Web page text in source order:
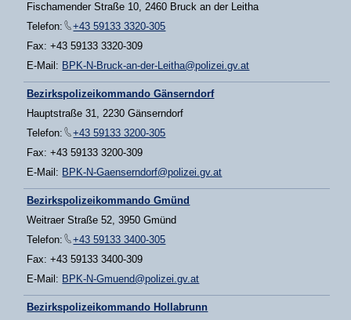
Fischamender Straße 10, 2460 Bruck an der Leitha
Telefon:
+43 59133 3320-305
Fax: +43 59133 3320-309
E-Mail: BPK-N-Bruck-an-der-Leitha@polizei.gv.at
Bezirkspolizeikommando Gänserndorf
Hauptstraße 31, 2230 Gänserndorf
Telefon:
+43 59133 3200-305
Fax: +43 59133 3200-309
E-Mail: BPK-N-Gaenserndorf@polizei.gv.at
Bezirkspolizeikommando Gmünd
Weitraer Straße 52, 3950 Gmünd
Telefon:
+43 59133 3400-305
Fax: +43 59133 3400-309
E-Mail: BPK-N-Gmuend@polizei.gv.at
Bezirkspolizeikommando Hollabrunn